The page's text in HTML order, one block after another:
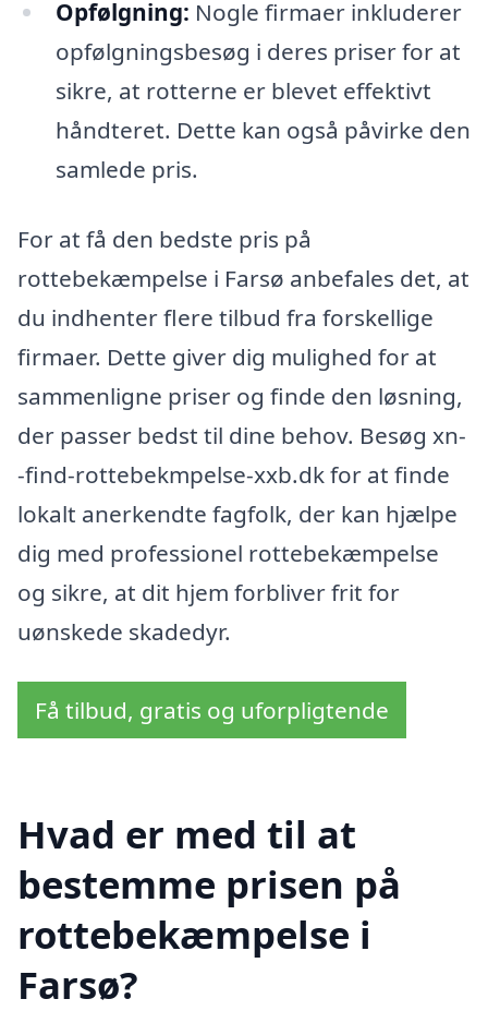
Opfølgning: Nogle firmaer inkluderer
opfølgningsbesøg i deres priser for at
sikre, at rotterne er blevet effektivt
håndteret. Dette kan også påvirke den
samlede pris.
For at få den bedste pris på
rottebekæmpelse i Farsø anbefales det, at
du indhenter flere tilbud fra forskellige
firmaer. Dette giver dig mulighed for at
sammenligne priser og finde den løsning,
der passer bedst til dine behov. Besøg xn-
-find-rottebekmpelse-xxb.dk for at finde
lokalt anerkendte fagfolk, der kan hjælpe
dig med professionel rottebekæmpelse
og sikre, at dit hjem forbliver frit for
uønskede skadedyr.
Få tilbud, gratis og uforpligtende
Hvad er med til at
bestemme prisen på
rottebekæmpelse i
Farsø?